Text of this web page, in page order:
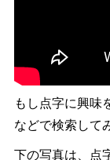
もし点字に興味
などで検索して
下の写真は、点